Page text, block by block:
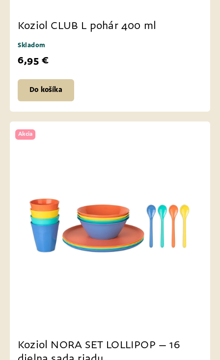
Koziol CLUB L pohár 400 ml
Skladom
6,95 €
Do košíka
Akcia
Koziol NORA SET LOLLIPOP – 16